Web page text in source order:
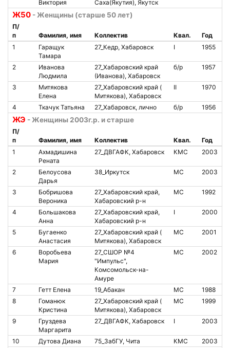
Виктория
Саха(Якутия), Якутск
Ж50 - Женщины (старше 50 лет)
П/
п
Фамилия, имя Коллектив Квал. Год
1
Гаращук
Тамара
27_Кедр, Хабаровск I 1955
2
Иванова
Людмила
27_Хабаровский край
(Иванова), Хабаровск
б/р 1957
3
Митякова
Елена
27_Хабаровский край (
Митякова), Хабаровск
II 1970
4 Ткачук Татьяна 27_Хабаровск, лично б/р 1956
ЖЭ - Женщины 2003г.р. и старше
П/
п
Фамилия, имя Коллектив Квал. Год
1
Ахмадишина
Рената
27_ДВГАФК, Хабаровск КМС 2003
2
Белоусова
Дарья
38_Иркутск МС 2003
3
Бобришова
Вероника
27_Хабаровский край,
Хабаровский р-н
МС 1992
4
Большакова
Анна
27_Хабаровский край,
Хабаровский р-н
I 2000
5
Бугаенко
Анастасия
27_Хабаровский край (
Митякова), Хабаровск
МС 2001
6
Воробьева
Мария
27_СШОР №4
"Импульс",
Комсомольск-на-
Амуре
МС 2002
7 Гетт Елена 19_Абакан МС 1988
8
Гоманюк
Кристина
27_Хабаровский край (
Митякова), Хабаровск
МС 1999
9
Груздева
Маргарита
27_ДВГАФК, Хабаровск I 2003
10 Дутова Диана 75_ЗабГУ, Чита КМС 2003